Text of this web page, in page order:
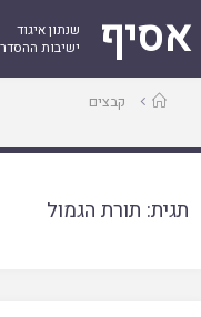
אסיף
שנתון איגוד
ישיבות ההסדר
עמודקבצים
תגית: תורת הגמול